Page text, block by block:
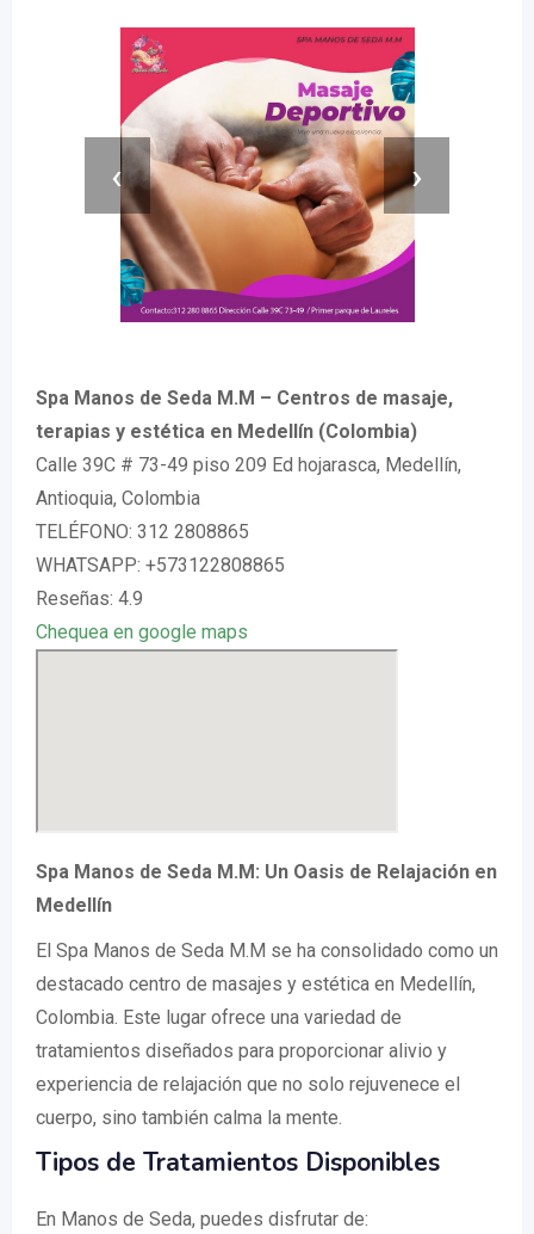
‹ ›
Spa Manos de Seda M.M – Centros de masaje,
terapias y estética en Medellín (Colombia)
Calle 39C # 73-49 piso 209 Ed hojarasca, Medellín,
Antioquia, Colombia
TELÉFONO: 312 2808865
WHATSAPP: +573122808865
Reseñas: 4.9
Chequea en google maps
Spa Manos de Seda M.M: Un Oasis de Relajación en
Medellín
El Spa Manos de Seda M.M se ha consolidado como un
destacado centro de masajes y estética en Medellín,
Colombia. Este lugar ofrece una variedad de
tratamientos diseñados para proporcionar alivio y
experiencia de relajación que no solo rejuvenece el
cuerpo, sino también calma la mente.
Tipos de Tratamientos Disponibles
En Manos de Seda, puedes disfrutar de: